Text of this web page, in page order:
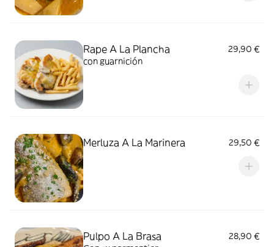
Rape A La Plancha
29,90 €
con guarnición
Merluza A La Marinera 29,50 €
Pulpo A La Brasa
28,90 €